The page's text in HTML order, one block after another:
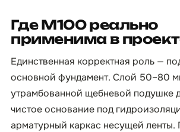
Где М100 реально
применима в
Единственная корректная роль —
основной фундамент. Слой 50–80
утрамбованной щебневой подушке
чистое основание под
арматурный каркас несущей ленты.